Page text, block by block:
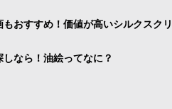
おすすめ！価値が高いシルクスク
なら！油絵ってなに？